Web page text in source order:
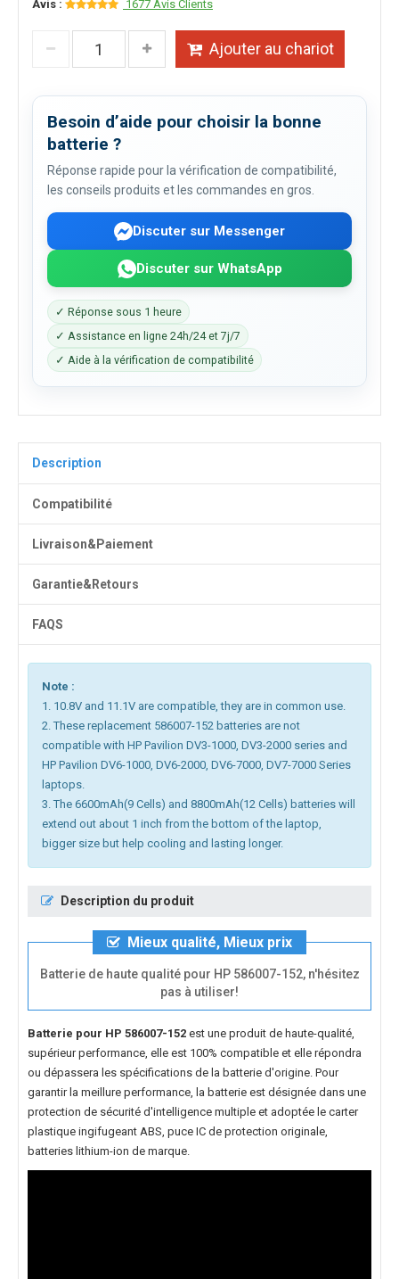
Avis : 1677 Avis Clients
Ajouter au chariot
Besoin d’aide pour choisir la bonne
batterie ?
Réponse rapide pour la vérification de compatibilité,
les conseils produits et les commandes en gros.
Discuter sur Messenger
Discuter sur WhatsApp
✓ Réponse sous 1 heure
✓ Assistance en ligne 24h/24 et 7j/7
✓ Aide à la vérification de compatibilité
Description
Compatibilité
Livraison&Paiement
Garantie&Retours
FAQS
Note :
1. 10.8V and 11.1V are compatible, they are in common use.
2. These replacement 586007-152 batteries are not
compatible with HP Pavilion DV3-1000, DV3-2000 series and
HP Pavilion DV6-1000, DV6-2000, DV6-7000, DV7-7000 Series
laptops.
3. The 6600mAh(9 Cells) and 8800mAh(12 Cells) batteries will
extend out about 1 inch from the bottom of the laptop,
bigger size but help cooling and lasting longer.
Description du produit
Mieux qualité, Mieux prix
Batterie de haute qualité pour HP 586007-152, n'hésitez
pas à utiliser!
Batterie pour HP 586007-152 est une produit de haute-qualité,
supérieur performance, elle est 100% compatible et elle répondra
ou dépassera les spécifications de la batterie d'origine. Pour
garantir la meillure performance, la batterie est désignée dans une
protection de sécurité d'intelligence multiple et adoptée le carter
plastique ingifugeant ABS, puce IC de protection originale,
batteries lithium-ion de marque.